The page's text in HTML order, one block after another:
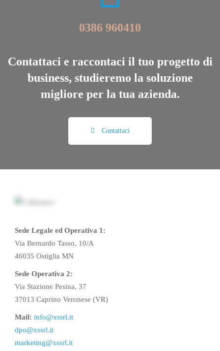
0386 960410
Contattaci e raccontaci il tuo progetto di
business, studieremo la soluzione
migliore per la tua azienda.
Contattaci
Sede Legale ed Operativa 1:
Via Bernardo Tasso, 10/A
46035 Ostiglia MN
Sede Operativa 2:
Via Stazione Pesina, 37
37013 Caprino Veronese (VR)
Mail: info@xssrl.it
dpo@xssrl.it
marketing@xssrl.it